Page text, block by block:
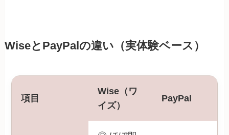
WiseとPayPalの違い（実体験ベース）
項目
Wise（ワ
イズ）
PayPal